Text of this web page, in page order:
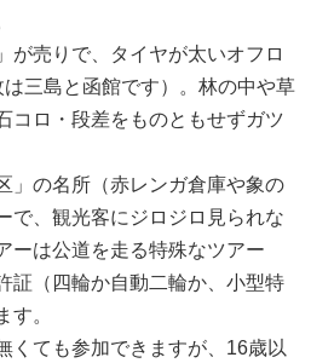
が売りで、タイヤが太いオフロ
三島と函館です）。林の中や草
コロ・段差をものともせずガツ
」の名所（赤レンガ倉庫や象の
で、観光客にジロジロ見られな
ーは公道を走る特殊なツアー
証（四輪か自動二輪か、小型特
す。
くても参加できますが、16歳以